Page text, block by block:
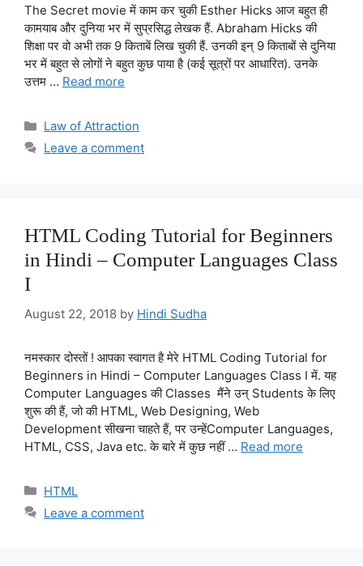
The Secret movie में काम कर चुकी Esther Hicks आज बहुत ही
कामयाब और दुनिया भर में सुप्रसिद्ध लेखक हैं. Abraham Hicks की
शिक्षा पर वो अभी तक 9 किताबें लिख चुकी हैं. उनकी इन् 9 किताबों से दुनिया
भर में बहुत से लोगों ने बहुत कुछ पाया है (कई सूत्रों पर आधारित). उनके
उत्तम … Read more
Categories
Law of Attraction
Leave a comment
HTML Coding Tutorial for Beginners
in Hindi – Computer Languages Class
I
August 22, 2018 by Hindi Sudha
नमस्कार दोस्तों ! आपका स्वागत है मेरे HTML Coding Tutorial for
Beginners in Hindi – Computer Languages Class I में. यह
Computer Languages की Classes मैंने उन् Students के लिए
शुरू की हैं, जो की HTML, Web Designing, Web
Development सीखना चाहते हैं, पर उन्हेंComputer Languages,
HTML, CSS, Java etc. के बारे में कुछ नहीं … Read more
Categories
HTML
Leave a comment